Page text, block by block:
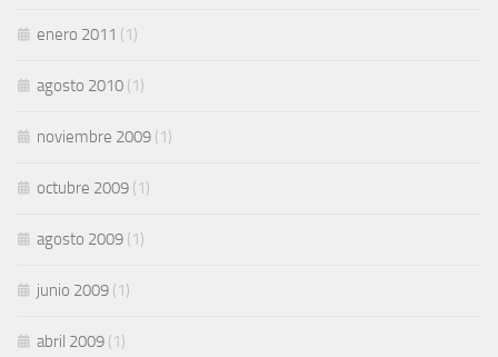
enero 2011 (1)
agosto 2010 (1)
noviembre 2009 (1)
octubre 2009 (1)
agosto 2009 (1)
junio 2009 (1)
abril 2009 (1)